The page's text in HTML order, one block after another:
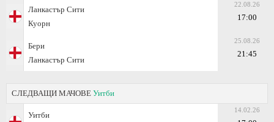
Ланкастър Сити
Куорн
22.08.26
17:00
Бери
Ланкастър Сити
25.08.26
21:45
СЛЕДВАЩИ МАЧОВЕ Уитби
Уитби
14.02.26